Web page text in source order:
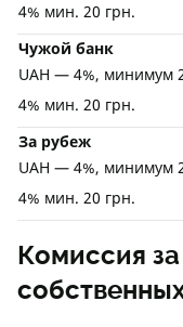
4% мин. 20 грн.
Чужой банк
UAH — 4%, минимум
4% мин. 20 грн.
За рубеж
UAH — 4%, минимум
4% мин. 20 грн.
Комиссия